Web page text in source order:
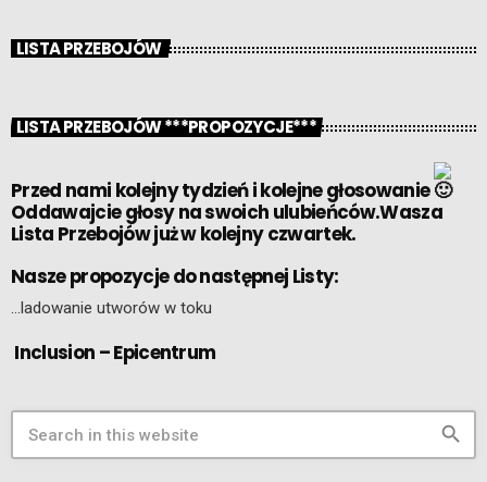
LISTA PRZEBOJÓW
LISTA PRZEBOJÓW ***PROPOZYCJE***
Przed nami kolejny tydzień i kolejne głosowanie
Oddawajcie głosy na swoich ulubieńców.Wasza
Lista Przebojów już w kolejny czwartek.
Nasze propozycje do następnej Listy:
…ladowanie utworów w toku
Inclusion – Epicentrum
search